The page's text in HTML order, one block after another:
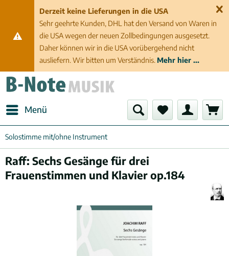
Derzeit keine Lieferungen in die USA
Sehr geehrte Kunden, DHL hat den Versand von Waren in
die USA wegen der neuen Zollbedingungen ausgesetzt.
Daher können wir in die USA vorübergehend nicht
ausliefern. Wir bitten um Verständnis. Mehr hier ...
Menü
Solostimme mit/ohne Instrument
Raff: Sechs Gesänge für drei
Frauenstimmen und Klavier op.184